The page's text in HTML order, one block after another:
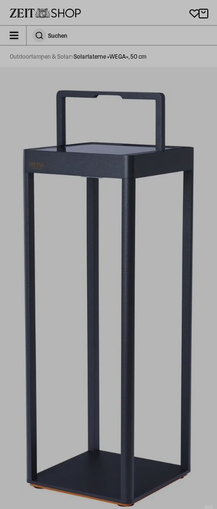
zeit_storefront.components.search.collapsed
SuchenSuchen
Outdoorlampen & Solar Solarlaterne »WEGA«, 50 cm